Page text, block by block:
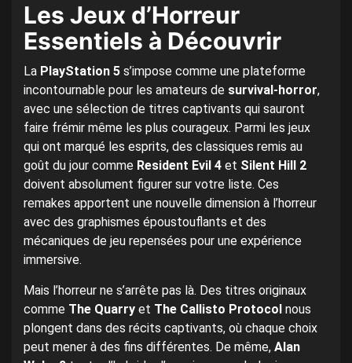
Les Jeux d’Horreur
Essentiels à Découvrir
La PlayStation 5 s’impose comme une plateforme
incontournable pour les amateurs de survival-horror,
avec une sélection de titres captivants qui sauront
faire frémir même les plus courageux. Parmi les jeux
qui ont marqué les esprits, des classiques remis au
goût du jour comme Resident Evil 4 et Silent Hill 2
doivent absolument figurer sur votre liste. Ces
remakes apportent une nouvelle dimension à l’horreur
avec des graphismes époustouflants et des
mécaniques de jeu repensées pour une expérience
immersive.
Mais l’horreur ne s’arrête pas là. Des titres originaux
comme The Quarry et The Callisto Protocol nous
plongent dans des récits captivants, où chaque choix
peut mener à des fins différentes. De même, Alan